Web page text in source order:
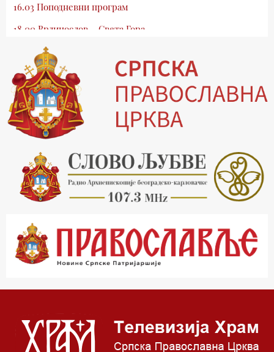
16.03 Поподневни програм
18.00 Врлинослов – Света Гора
19.03 Атлас памћења
19.30 Вечерње молитве
20.00 Вести из Цркве
20.15 Реч архијереја
20.30 Млади у Цркви
21.03 Гугл пита
22.03 Црквена предавања и трибине
23.00 Питања и одговори
00.03 Гугл пита
01.03 Живе речи - подкаст